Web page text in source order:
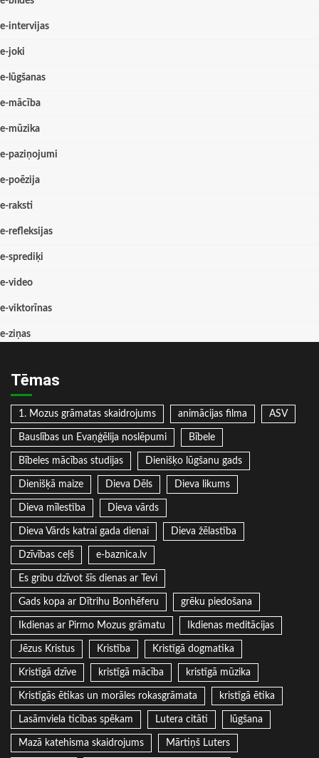
e-intervijas
e-joki
e-lūgšanas
e-mācība
e-mūzika
e-paziņojumi
e-poēzija
e-raksti
e-refleksijas
e-sprediķi
e-video
e-viktorīnas
e-ziņas
Tēmas
1. Mozus grāmatas skaidrojums animācijas filma ASV
Bauslības un Evaņģēlija noslēpumi Bībele
Bībeles mācības studijas Dienišķo lūgšanu gads
Dienišķā maize Dieva Dēls Dieva likums
Dieva mīlestība Dieva vārds
Dieva Vārds katrai gada dienai Dieva žēlastība
Dzīvības ceļš e-baznica.lv
Es gribu dzīvot šīs dienas ar Tevi
Gads kopa ar Dītrihu Bonhēferu grēku piedošana
Ikdienas ar Pirmo Mozus grāmatu Ikdienas meditācijas
Jēzus Kristus Kristība Kristīgā dogmatika
Kristīgā dzīve kristīgā mācība kristīgā mūzika
Kristīgās ētikas un morāles rokasgrāmata kristīgā ētika
Lasāmviela ticības spēkam Lutera citāti lūgšana
Mazā katehisma skaidrojums Mārtiņš Luters